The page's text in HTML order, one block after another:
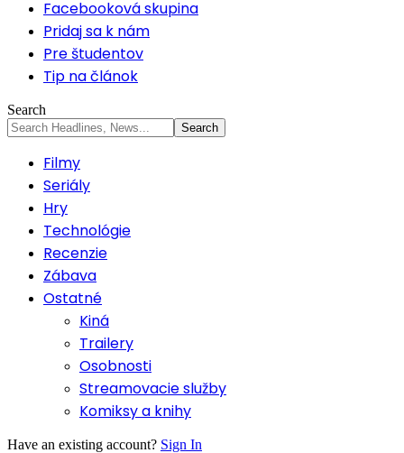
Facebooková skupina
Pridaj sa k nám
Pre študentov
Tip na článok
Search
Filmy
Seriály
Hry
Technológie
Recenzie
Zábava
Ostatné
Kiná
Trailery
Osobnosti
Streamovacie služby
Komiksy a knihy
Have an existing account? Sign In